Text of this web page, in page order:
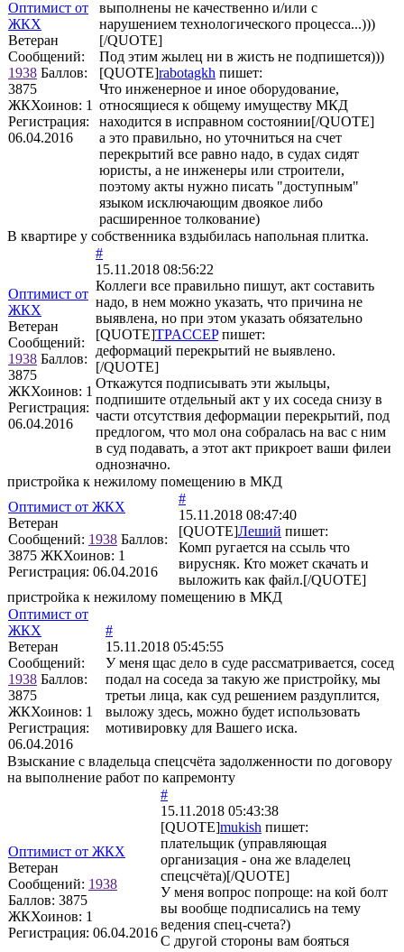
Оптимист от
ЖКХ
Ветеран
Сообщений:
1938 Баллов:
3875
ЖКХоинов: 1
Регистрация:
06.04.2016
выполнены не качественно и/или с
нарушением технологического процесса...)))
[/QUOTE]
Под этим жылец ни в жисть не подпишется)))
[QUOTE]rabotagkh пишет:
Что инженерное и иное оборудование,
относящиеся к общему имуществу МКД
находится в исправном состоянии[/QUOTE]
а это правильно, но уточниться на счет
перекрытий все равно надо, в судах сидят
юристы, а не инженеры или строители,
поэтому акты нужно писать "доступным"
языком исключающим двоякое либо
расширенное толкование)
В квартире у собственника вздыбилась напольная плитка.
Оптимист от
ЖКХ
Ветеран
Сообщений:
1938 Баллов:
3875
ЖКХоинов: 1
Регистрация:
06.04.2016
#
15.11.2018 08:56:22
Коллеги все правильно пишут, акт составить
надо, в нем можно указать, что причина не
выявлена, но при этом указать обязательно
[QUOTE]TPACCEPпишет:
деформаций перекрытий не выявлено.
[/QUOTE]
Откажутся подписывать эти жыльцы,
подпишите отдельный акт у их соседа снизу в
части отсутствия деформации перекрытий, под
предлогом, что мол она собралась на вас с ним
в суд подавать, а этот акт прикроет ваши филеи
однозначно.
пристройка к нежилому помещению в МКД
Оптимист от ЖКХ
Ветеран
Сообщений: 1938 Баллов:
3875 ЖКХоинов: 1
Регистрация: 06.04.2016
#
15.11.2018 08:47:40
[QUOTE]Леший пишет:
Комп ругается на ссыль что
вирусняк. Кто может скачать и
выложить как файл.[/QUOTE]
пристройка к нежилому помещению в МКД
Оптимист от
ЖКХ
Ветеран
Сообщений:
1938 Баллов:
3875
ЖКХоинов: 1
Регистрация:
06.04.2016
#
15.11.2018 05:45:55
У меня щас дело в суде рассматривается, сосед
подал на соседа за такую же пристройку, мы
третьи лица, как суд решением раздуплится,
выложу здесь, можно будет использовать
мотивировку для Вашего иска.
Взыскание с владельца спецсчёта задолженности по договору
на выполнение работ по капремонту
Оптимист от ЖКХ
Ветеран
Сообщений: 1938
Баллов: 3875
ЖКХоинов: 1
Регистрация: 06.04.2016
#
15.11.2018 05:43:38
[QUOTE]mukish пишет:
плательщик (управляющая
организация - она же владелец
спецсчёта)[/QUOTE]
У меня вопрос попроще: на кой болт
вы вообще подписались на тему
ведения спец-счета?)
С другой стороны вам бояться